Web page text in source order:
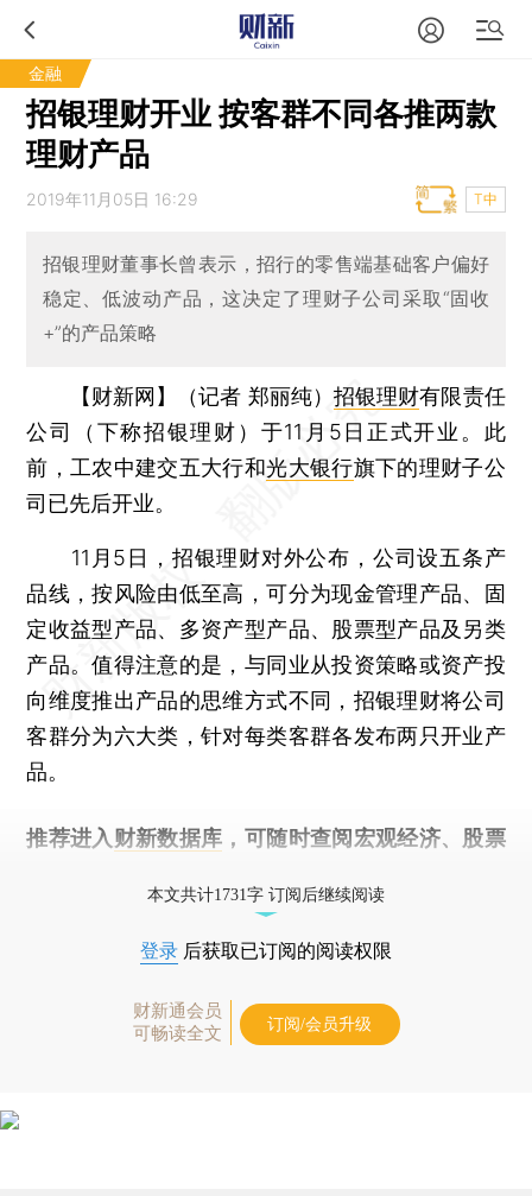
金融
招银理财开业 按客群不同各推两款
理财产品
2019年11月05日 16:29 T中
招银理财董事长曾表示，招行的零售端基础客户偏好
稳定、低波动产品，这决定了理财子公司采取“固收
+”的产品策略
【财新网】（记者 郑丽纯） 招银理财有限责任
公司（下称招银理财）于11月5日正式开业。此
前，工农中建交五大行和光大银行旗下的理财子公
司已先后开业。
11月5日，招银理财对外公布，公司设五条产
品线，按风险由低至高，可分为现金管理产品、固
定收益型产品、多资产型产品、股票型产品及另类
产品。值得注意的是，与同业从投资策略或资产投
向维度推出产品的思维方式不同，招银理财将公司
客群分为六大类，针对每类客群各发布两只开业产
品。
推荐进入 财新数据库 ，可随时查阅宏观经济、股票
本文共计1731字 订阅后继续阅读
登录 后获取已订阅的阅读权限
财新通会员
可畅读全文
订阅/会员升级